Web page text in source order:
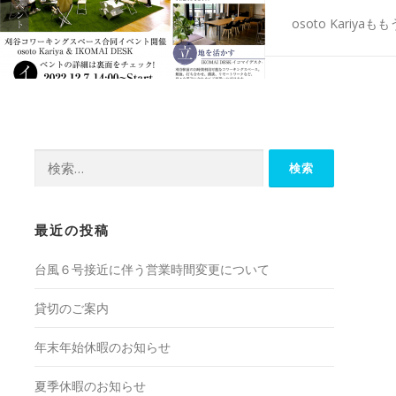
osoto Kariyaもも
最近の投稿
台風６号接近に伴う営業時間変更について
貸切のご案内
年末年始休暇のお知らせ
夏季休暇のお知らせ